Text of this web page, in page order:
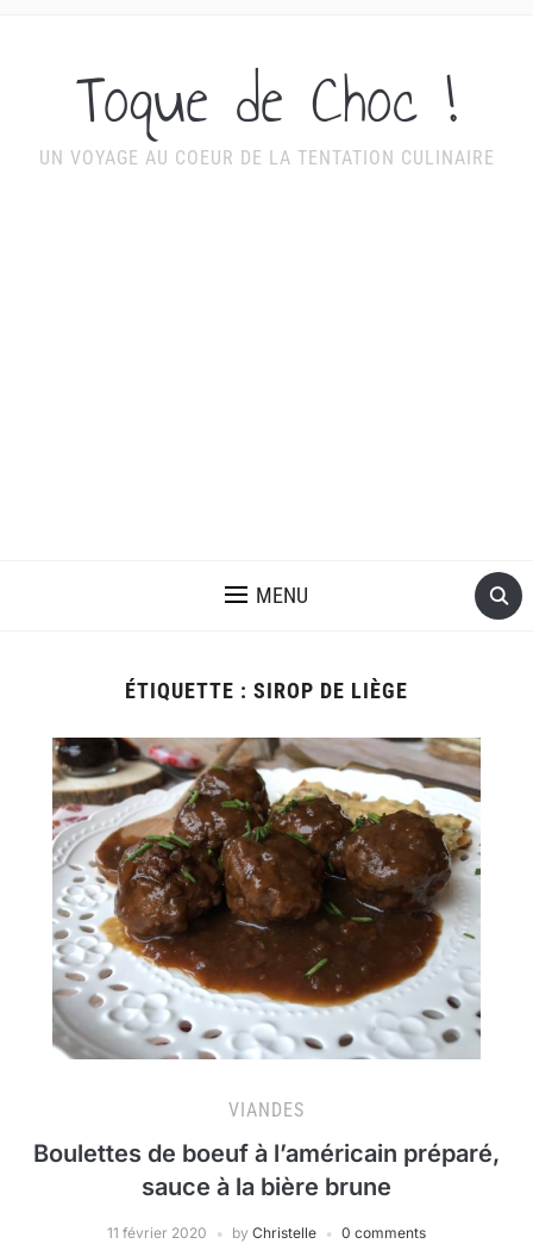
Toque de Choc !
UN VOYAGE AU COEUR DE LA TENTATION CULINAIRE
MENU
ÉTIQUETTE : SIROP DE LIÈGE
VIANDES
Boulettes de boeuf à l’américain préparé,
sauce à la bière brune
11 février 2020 by Christelle 0 comments